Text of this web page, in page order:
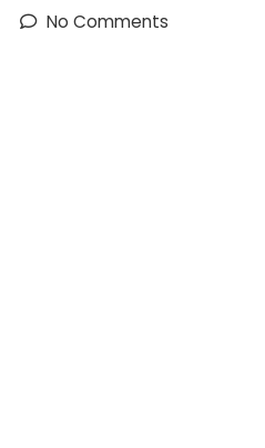
No Comments